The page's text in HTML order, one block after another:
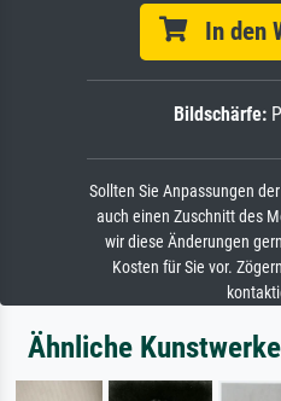
In den
Bildschärfe:
Sollten Sie Anpassungen
auch einen Zuschnitt des
wir diese Änderungen
Kosten für Sie vor.
Ähnliche